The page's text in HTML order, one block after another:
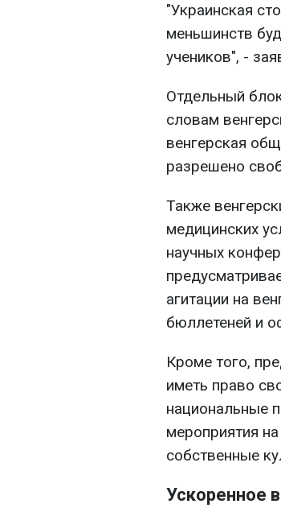
"Украинская
меньшинств
учеников", -
Отдельный
словам
венгерская
разрешено
Также
медицинских
научных
агитации на
бюллетеней и
Кроме того,
иметь право
национальные
мероприятия
собственные
Ускоренное